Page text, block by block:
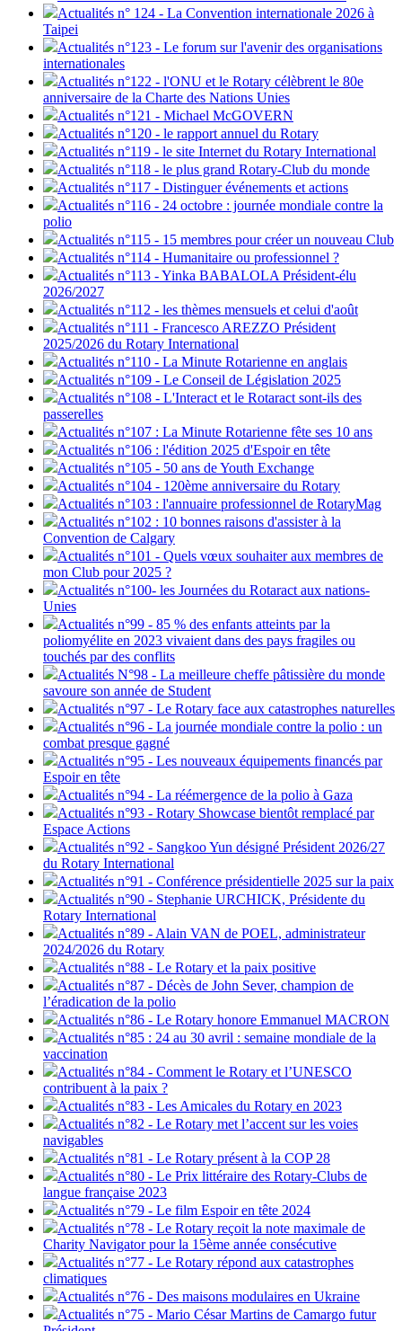
Actualités n° 124 - La Convention internationale 2026 à
Taipei
Actualités n°123 - Le forum sur l'avenir des organisations
internationales
Actualités n°122 - l'ONU et le Rotary célèbrent le 80e
anniversaire de la Charte des Nations Unies
Actualités n°121 - Michael McGOVERN
Actualités n°120 - le rapport annuel du Rotary
Actualités n°119 - le site Internet du Rotary International
Actualités n°118 - le plus grand Rotary-Club du monde
Actualités n°117 - Distinguer événements et actions
Actualités n°116 - 24 octobre : journée mondiale contre la
polio
Actualités n°115 - 15 membres pour créer un nouveau Club
Actualités n°114 - Humanitaire ou professionnel ?
Actualités n°113 - Yinka BABALOLA Président-élu
2026/2027
Actualités n°112 - les thèmes mensuels et celui d'août
Actualités n°111 - Francesco AREZZO Président
2025/2026 du Rotary International
Actualités n°110 - La Minute Rotarienne en anglais
Actualités n°109 - Le Conseil de Législation 2025
Actualités n°108 - L'Interact et le Rotaract sont-ils des
passerelles
Actualités n°107 : La Minute Rotarienne fête ses 10 ans
Actualités n°106 : l'édition 2025 d'Espoir en tête
Actualités n°105 - 50 ans de Youth Exchange
Actualités n°104 - 120ème anniversaire du Rotary
Actualités n°103 : l'annuaire professionnel de RotaryMag
Actualités n°102 : 10 bonnes raisons d'assister à la
Convention de Calgary
Actualités n°101 - Quels vœux souhaiter aux membres de
mon Club pour 2025 ?
Actualités n°100- les Journées du Rotaract aux nations-
Unies
Actualités n°99 - 85 % des enfants atteints par la
poliomyélite en 2023 vivaient dans des pays fragiles ou
touchés par des conflits
Actualités N°98 - La meilleure cheffe pâtissière du monde
savoure son année de Student
Actualités n°97 - Le Rotary face aux catastrophes naturelles
Actualités n°96 - La journée mondiale contre la polio : un
combat presque gagné
Actualités n°95 - Les nouveaux équipements financés par
Espoir en tête
Actualités n°94 - La réémergence de la polio à Gaza
Actualités n°93 - Rotary Showcase bientôt remplacé par
Espace Actions
Actualités n°92 - Sangkoo Yun désigné Président 2026/27
du Rotary International
Actualités n°91 - Conférence présidentielle 2025 sur la paix
Actualités n°90 - Stephanie URCHICK, Présidente du
Rotary International
Actualités n°89 - Alain VAN de POEL, administrateur
2024/2026 du Rotary
Actualités n°88 - Le Rotary et la paix positive
Actualités n°87 - Décès de John Sever, champion de
l’éradication de la polio
Actualités n°86 - Le Rotary honore Emmanuel MACRON
Actualités n°85 : 24 au 30 avril : semaine mondiale de la
vaccination
Actualités n°84 - Comment le Rotary et l’UNESCO
contribuent à la paix ?
Actualités n°83 - Les Amicales du Rotary en 2023
Actualités n°82 - Le Rotary met l’accent sur les voies
navigables
Actualités n°81 - Le Rotary présent à la COP 28
Actualités n°80 - Le Prix littéraire des Rotary-Clubs de
langue française 2023
Actualités n°79 - Le film Espoir en tête 2024
Actualités n°78 - Le Rotary reçoit la note maximale de
Charity Navigator pour la 15ème année consécutive
Actualités n°77 - Le Rotary répond aux catastrophes
climatiques
Actualités n°76 - Des maisons modulaires en Ukraine
Actualités n°75 - Mario César Martins de Camargo futur